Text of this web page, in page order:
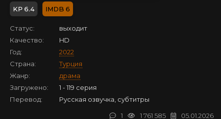
6.4 6
Статус:
выходит
Качество:
HD
Год:
2022
Страна:
Турция
Жанр:
драма
Загружено:
1 - 119 серия
Перевод:
Русская озвучка, субтитры
05.01.2026
1 761 585
1